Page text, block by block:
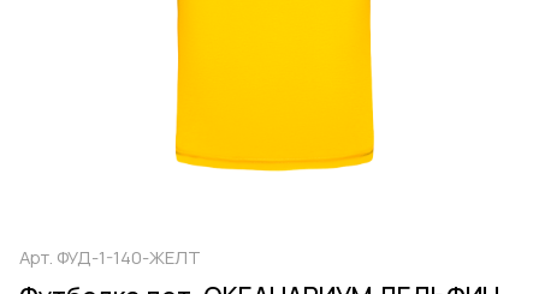
Арт. ФУД-1-140-ЖЕЛТ